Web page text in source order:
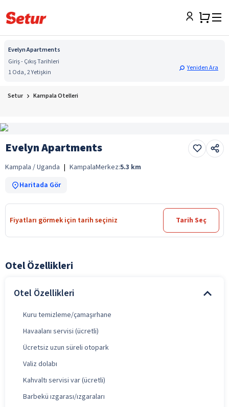
Evelyn Apartments
Giriş - Çıkış Tarihleri
1 Oda, 2 Yetişkin
Yeniden Ara
Setur Kampala Otelleri
Evelyn Apartments
Kampala / Uganda | KampalaMerkez:5.3 km
Haritada Gör
Fiyatları görmek için tarih seçiniz Tarih Seç
Otel Özellikleri
Otel Özellikleri
Kuru temizleme/çamaşırhane
Havaalanı servisi (ücretli)
Ücretsiz uzun süreli otopark
Valiz dolabı
Kahvaltı servisi var (ücretli)
Barbekü ızgarası/ızgaraları